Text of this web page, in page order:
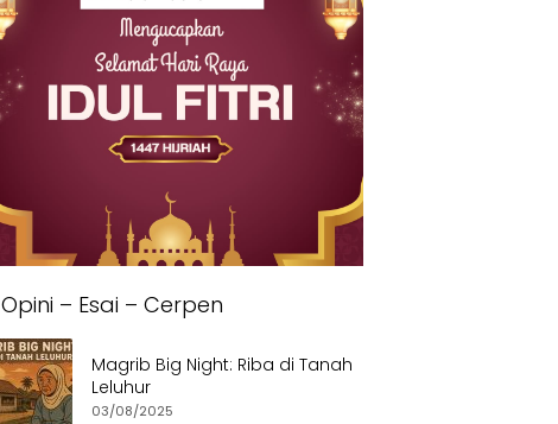
Opini – Esai – Cerpen
Magrib Big Night: Riba di Tanah
Leluhur
03/08/2025